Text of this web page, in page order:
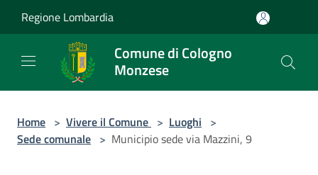
Regione Lombardia
Comune di Cologno
Monzese
Home > Vivere il Comune > Luoghi >
Sede comunale > Municipio sede via Mazzini, 9